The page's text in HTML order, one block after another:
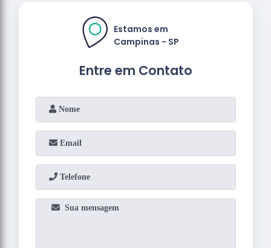
Entre em Contato
Estamos em
Campinas - SP